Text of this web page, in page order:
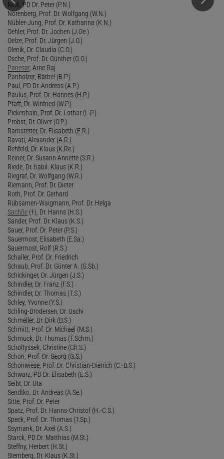
Nick, PD Dr. Peter (P.N.)
Nörenberg, Prof. Dr. Wolfgang (W.N.)
Nübler-Jung, Prof. Dr. Katharina (K.N.)
Oehler, Prof. Dr. Jochen (J.Oe.)
Oelze, Prof. Dr. Jürgen (J.O.)
Olenik, Dr. Claudia (C.O.)
Osche, Prof. Dr. Günther (G.O.)
Panesar, Arne Raj
Panholzer, Bärbel (B.P.)
Paul, PD Dr. Andreas (A.P.)
Paulus, Prof. Dr. Hannes (H.P.)
Pfaff, Dr. Winfried (W.P.)
Pickenhain, Prof. Dr. Lothar (L.P.)
Probst, Dr. Oliver (O.P.)
Ramstetter, Dr. Elisabeth (E.R.)
Ravati, Alexander (A.R.)
Rehfeld, Dr. Klaus (K.Re.)
Reiner, Dr. Susann Annette (S.R.)
Riede, Dr. habil. Klaus (K.R.)
Riegraf, Dr. Wolfgang (W.R.)
Riemann, Prof. Dr. Dieter
Roth, Prof. Dr. Gerhard
Rübsamen-Waigmann, Prof. Dr. Helga
Sachße (†), Dr. Hanns (H.S.)
Sander, Prof. Dr. Klaus (K.S.)
Sauer, Prof. Dr. Peter (P.S.)
Sauermost, Elisabeth (E.Sa.)
Sauermost, Rolf (R.S.)
Schaller, Prof. Dr. Friedrich
Schaub, Prof. Dr. Günter A. (G.Sb.)
Schickinger, Dr. Jürgen (J.S.)
Schindler, Dr. Franz (F.S.)
Schindler, Dr. Thomas (T.S.)
Schley, Yvonne (Y.S.)
Schling-Brodersen, Dr. Uschi
Schmeller, Dr. Dirk (D.S.)
Schmitt, Prof. Dr. Michael (M.S.)
Schmuck, Dr. Thomas (T.Schm.)
Scholtyssek, Christine (Ch.S.)
Schön, Prof. Dr. Georg (G.S.)
Schönwiese, Prof. Dr. Christian-Dietrich (C.-D.S.)
Schwarz, PD Dr. Elisabeth (E.S.)
Seibt, Dr. Uta
Sendtko, Dr. Andreas (A.Se.)
Sitte, Prof. Dr. Peter
Spatz, Prof. Dr. Hanns-Christof (H.-C.S.)
Speck, Prof. Dr. Thomas (T.Sp.)
Ssymank, Dr. Axel (A.S.)
Starck, PD Dr. Matthias (M.St.)
Steffny, Herbert (H.St.)
Sternberg, Dr. Klaus (K.St.)